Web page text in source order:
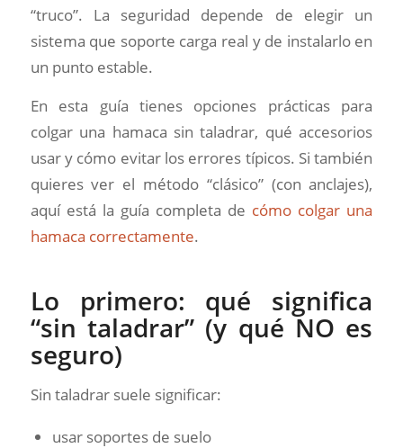
“truco”. La seguridad depende de elegir un
sistema que soporte carga real y de instalarlo en
un punto estable.
En esta guía tienes opciones prácticas para
colgar una hamaca sin taladrar, qué accesorios
usar y cómo evitar los errores típicos. Si también
quieres ver el método “clásico” (con anclajes),
aquí está la guía completa de cómo colgar una
hamaca correctamente.
Lo primero: qué significa
“sin taladrar” (y qué NO es
seguro)
Sin taladrar suele significar:
usar soportes de suelo